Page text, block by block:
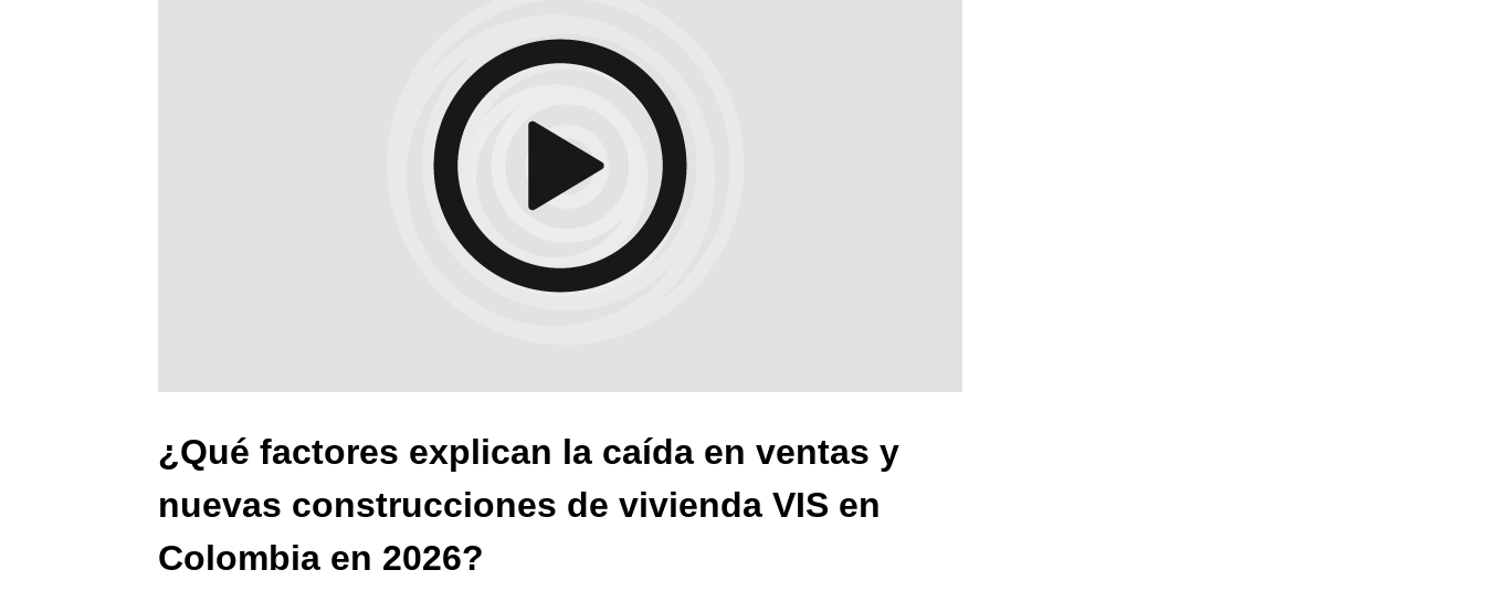
¿Qué factores explican la caída en ventas y
nuevas construcciones de vivienda VIS en
Colombia en 2026?